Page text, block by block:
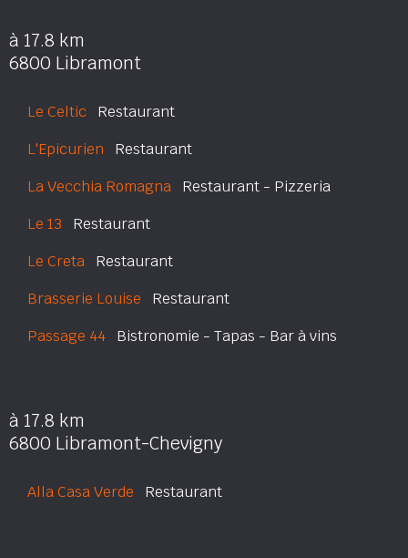
à 17.8 km
6800 Libramont
Le Celtic Restaurant
L'Epicurien Restaurant
La Vecchia Romagna Restaurant - Pizzeria
Le 13 Restaurant
Le Creta Restaurant
Brasserie Louise Restaurant
Passage 44 Bistronomie - Tapas - Bar à vins
à 17.8 km
6800 Libramont-Chevigny
Alla Casa Verde Restaurant